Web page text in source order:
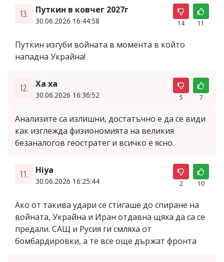
13. Путкин в ковчег 2027г
30.06.2026 16:44:58 14 11
Путкин изгуби войната в момента в който
нападна Украйна!
12. Ха ха
30.06.2026 16:36:52 5 7
Анализите са излишни, достатъчно е да се види
как изглежда физиономията на великия
безаналогов геостратег и всичко е ясно.
11. Hiya
30.06.2026 16:25:44 2 10
Ако от такива удари се стигаше до спиране на
войната, Украйна и Иран отдавна щяха да са се
предали. САЩ и Русия ги смляха от
бомбардировки, а те все още държат фронта